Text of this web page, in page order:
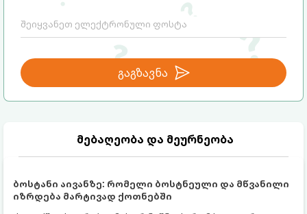
გაგზავნა
მებაღეობა და მეურნეობა
ბოსტანი აივანზე: რომელი ბოსტნეული და მწვანილი
იზრდება მარტივად ქოთნებში